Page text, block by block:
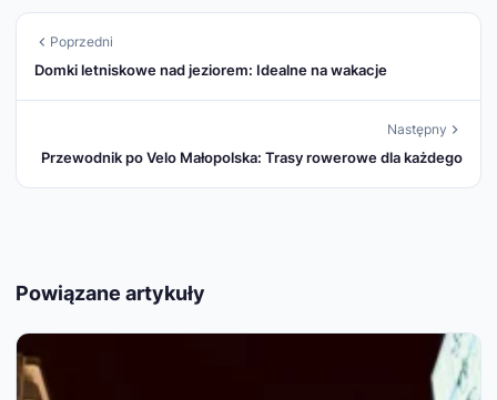
Poprzedni
Domki letniskowe nad jeziorem: Idealne na wakacje
Następny
Przewodnik po Velo Małopolska: Trasy rowerowe dla każdego
Powiązane artykuły